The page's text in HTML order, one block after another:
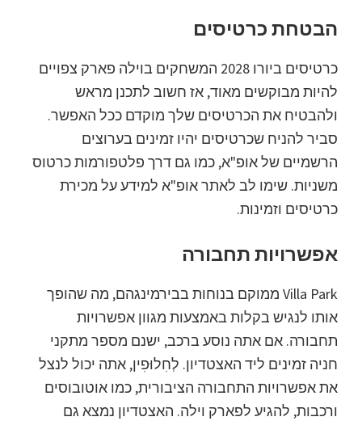
הבטחת כרטיסים
כרטיסים ביורו 2028 המשחקים בוילה פארק צפויים
להיות מבוקשים מאוד, אז חשוב לתכנן מראש
ולהבטיח את הכרטיסים שלך מוקדם ככל האפשר.
סביר להניח שכרטיסים יהיו זמינים בערוצים
הרשמיים של אופ"א, כמו גם דרך פלטפורמות כרטוס
משניות. שימו לב לאתר אופ"א למידע על מכירת
כרטיסים וזמינות.
אפשרויות תחבורה
Villa Park ממוקם בנוחות בבירמינגהם, מה שהופך
אותו לנגיש בקלות באמצעות מגוון אפשרויות
תחבורה. אם אתה נוסע ברכב, ישנם מספר מתקני
חניה זמינים ליד האצטדיון. לְחִלוּפִין, אתה יכול לנצל
את אפשרויות התחבורה הציבורית, כמו אוטובוסים
ורכבות, להגיע לפארק וילה. האצטדיון נמצא גם